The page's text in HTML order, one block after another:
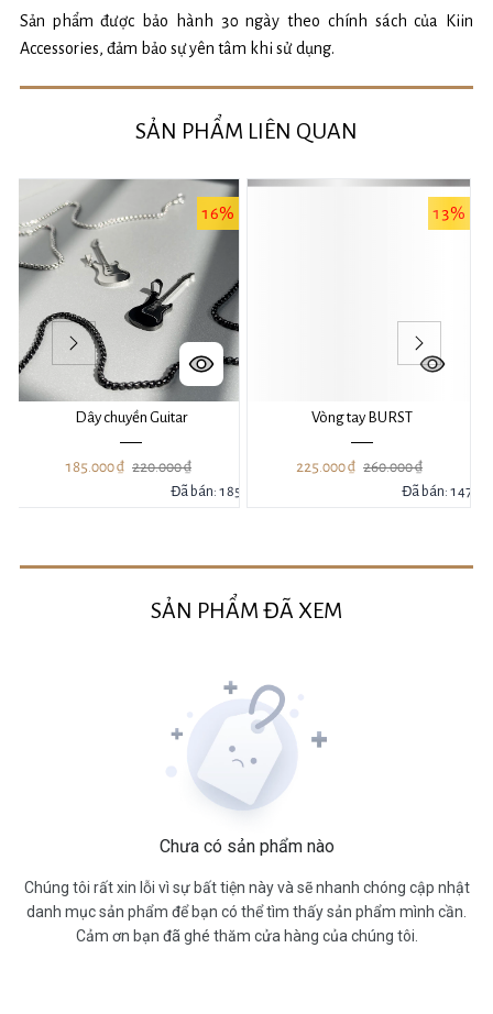
Sản phẩm được bảo hành 30 ngày theo chính sách của Kiin
Accessories, đảm bảo sự yên tâm khi sử dụng.
SẢN PHẨM LIÊN QUAN
16%
Dây chuyền Guitar
185.000 ₫ 220.000 ₫
Đã bán: 185
13%
Vòng tay BURST
225.000 ₫ 260.000 ₫
Đã bán: 147
SẢN PHẨM ĐÃ XEM
Chưa có sản phẩm nào
Chúng tôi rất xin lỗi vì sự bất tiện này và sẽ nhanh chóng cập nhật
danh mục sản phẩm để bạn có thể tìm thấy sản phẩm mình cần.
Cảm ơn bạn đã ghé thăm cửa hàng của chúng tôi.